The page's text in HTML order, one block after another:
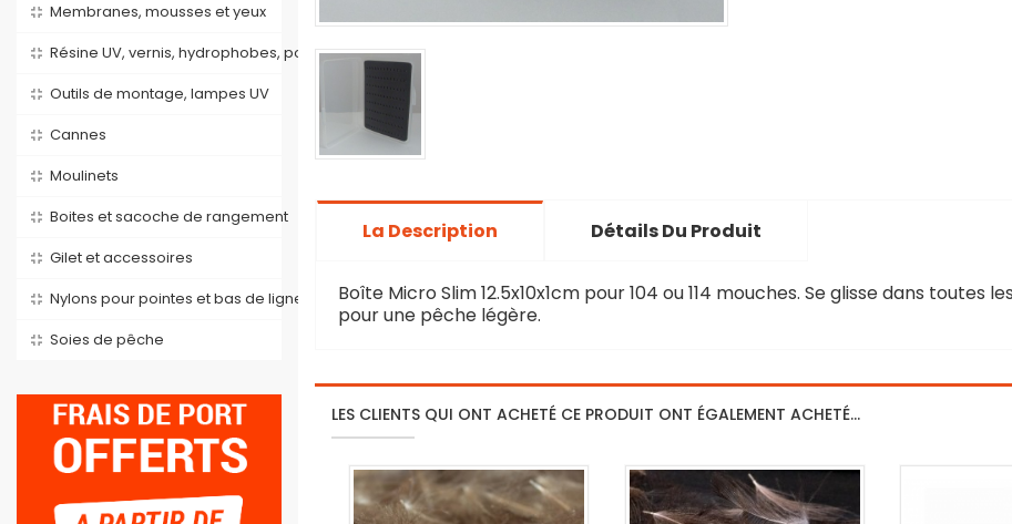
Membranes, mousses et yeux
Résine UV, vernis, hydrophobes, poix
Outils de montage, lampes UV
Cannes
Moulinets
Boites et sacoche de rangement
Gilet et accessoires
Nylons pour pointes et bas de lignes
Soies de pêche
La Description Détails Du Produit
Boîte Micro Slim 12.5x10x1cm pour 104 ou 114 mouches. Se glisse dans toutes
pour une pêche légère.
LES CLIENTS QUI ONT ACHETÉ CE PRODUIT ONT ÉGALEMENT ACHETÉ...